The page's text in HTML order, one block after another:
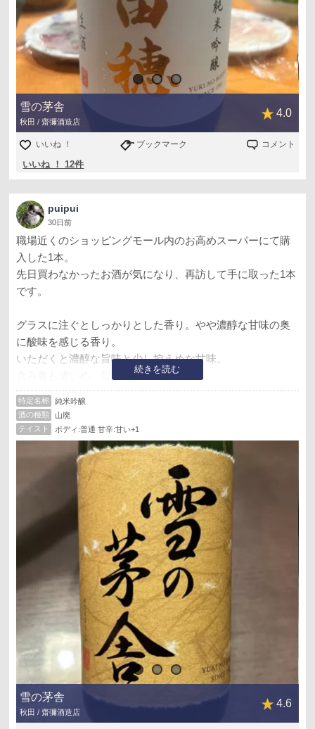
雪の茅舎
秋田 / 齋彌酒造店
4.0
いいね ！ ブックマーク コメント
いいね ！ 12件
puipui
30日前
続きを読む
職場近くのショッピングモール内のお高めスーパーにて購
入した1本。
先日買わなかったお酒が気になり、再訪して手に取った1本
です。
グラスに注ぐとしっかりとした香り。やや濃醇な甘味の奥
に酸味を感じる香り。
いただくと濃醇な旨味と少し控えめな甘味。
含み香も濃いめ。旨味とほんのり酸味。
後口は旨味とほんのり心地よい苦味。
先日の山田穂と比べるとやや複雑味のある味わい。
甘旨な山田穂とやや甘旨&落ち着いた苦酸味。
どちらも好みの味わいですが、僅差で山廃の方かな。
気になって再訪して買ったお酒は大満足な1本となりまし
特定名称
純米吟醸
酒の種類
山廃
テイスト
ボディ:普通 甘辛:甘い+1
雪の茅舎
秋田 / 齋彌酒造店
4.6